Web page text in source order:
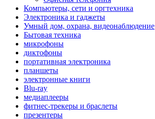
Компьютеры, сети и оргтехника
Электроника и гаджеты
Умный дом, охрана, видеонаблюдение
Бытовая техника
микрофоны
диктофоны
портативная электроника
планшеты
электронные книги
Blu-ray
медиаплееры
фитнес-трекеры и браслеты
презентеры